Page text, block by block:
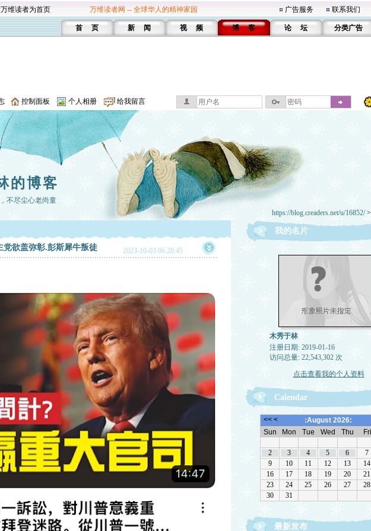
维读者为首页 万维读者网 -- 全球华人的精神家园 广告服务 联系我们
首 页 新 闻 视 频 博 客 论 坛 分类广告
控制面板 个人相册 给我留言
的博客
不尽尘心老尚童
https://blog.creaders.net/u/16852/>
党欲盖弥彰.彭斯犀牛叛徒 2023-10-03 06:28:45
我的名片
木秀于林
注册日期: 2019-01-16
访问总量: 22,543,302 次
点击查看我的个人资料
Calendar
最新发布